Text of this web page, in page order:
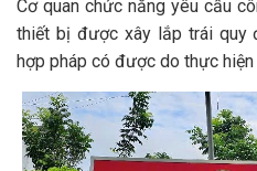
Cơ quan chức năng yêu cầu
thiết bị được xây lắp trái quy
hợp pháp có được do thực hiện